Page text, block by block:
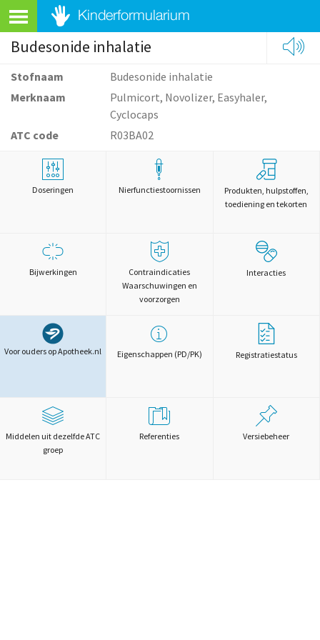
Budesonide inhalatie
Stofnaam
Budesonide inhalatie
Merknaam
Pulmicort, Novolizer, Easyhaler,
Cyclocaps
ATC code
R03BA02
Doseringen Nierfunctiestoornissen
Produkten, hulpstoffen,
toediening en tekorten
Bijwerkingen
Contraindicaties
Waarschuwingen en
voorzorgen
Interacties
Voor ouders op Apotheek.nl Eigenschappen (PD/PK) Registratiestatus
Middelen uit dezelfde ATC
groep
Referenties Versiebeheer